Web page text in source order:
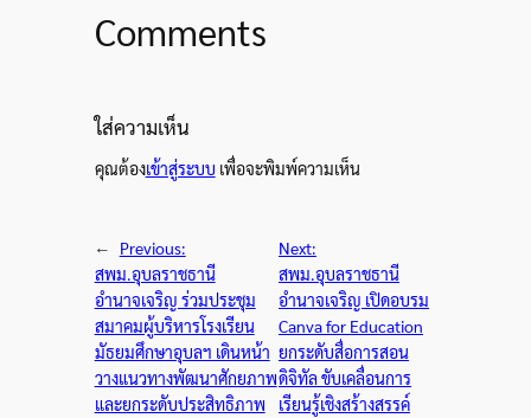
Comments
ใส่ความเห็น
คุณต้องเข้าสู่ระบบ เพื่อจะพิมพ์ความเห็น
←
Previous:
สพม.อุบลราชธานี
อำนาจเจริญ ร่วมประชุม
สมาคมผู้บริหารโรงเรียน
มัธยมศึกษาอุบลฯ เดินหน้า
วางแนวทางพัฒนาศักยภาพ
และยกระดับประสิทธิภาพ
Next:
สพม.อุบลราชธานี
อำนาจเจริญ เปิดอบรม
Canva for Education
ยกระดับสื่อการสอน
ดิจิทัล ขับเคลื่อนการ
เรียนรู้เชิงสร้างสรรค์